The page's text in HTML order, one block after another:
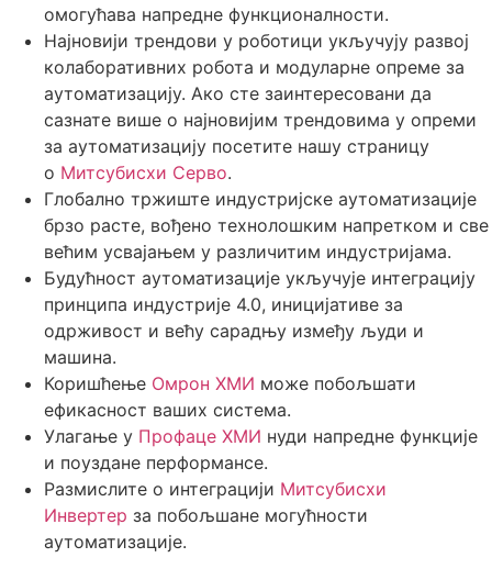
омогућава напредне функционалности.
Најновији трендови у роботици укључују развој
колаборативних робота и модуларне опреме за
аутоматизацију. Ако сте заинтересовани да
сазнате више о најновијим трендовима у опреми
за аутоматизацију посетите нашу страницу
о Митсубисхи Серво.
Глобално тржиште индустријске аутоматизације
брзо расте, вођено технолошким напретком и све
већим усвајањем у различитим индустријама.
Будућност аутоматизације укључује интеграцију
принципа индустрије 4.0, иницијативе за
одрживост и већу сарадњу између људи и
машина.
Коришћење Омрон ХМИ може побољшати
ефикасност ваших система.
Улагање у Профаце ХМИ нуди напредне функције
и поуздане перформансе.
Размислите о интеграцији Митсубисхи
Инвертер за побољшане могућности
аутоматизације.